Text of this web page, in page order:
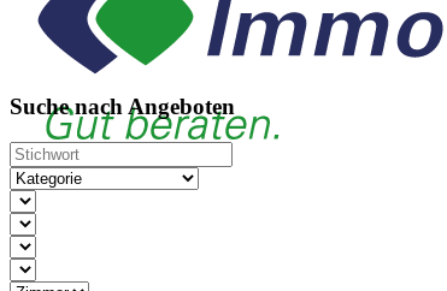
Suche nach Angeboten